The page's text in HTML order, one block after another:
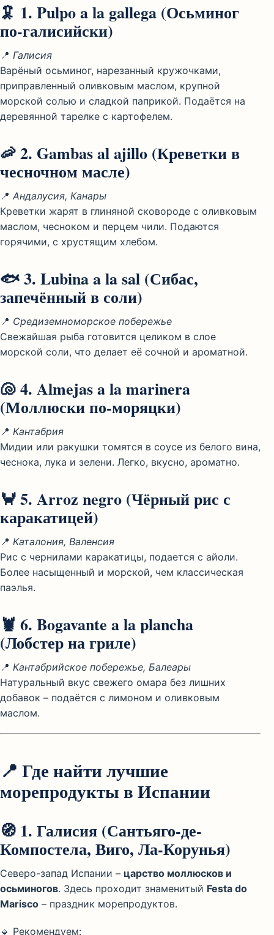
🦑 1. Pulpo a la gallega (Осьминог
по-галисийски)
📍 Галисия
Варёный осьминог, нарезанный кружочками,
приправленный оливковым маслом, крупной
морской солью и сладкой паприкой. Подаётся на
деревянной тарелке с картофелем.
🦐 2. Gambas al ajillo (Креветки в
чесночном масле)
📍 Андалусия, Канары
Креветки жарят в глиняной сковороде с оливковым
маслом, чесноком и перцем чили. Подаются
горячими, с хрустящим хлебом.
🐟 3. Lubina a la sal (Сибас,
запечённый в соли)
📍 Средиземноморское побережье
Свежайшая рыба готовится целиком в слое
морской соли, что делает её сочной и ароматной.
🐚 4. Almejas a la marinera
(Моллюски по-моряцки)
📍 Кантабрия
Мидии или ракушки томятся в соусе из белого вина,
чеснока, лука и зелени. Легко, вкусно, ароматно.
🦀 5. Arroz negro (Чёрный рис с
каракатицей)
📍 Каталония, Валенсия
Рис с чернилами каракатицы, подается с айоли.
Более насыщенный и морской, чем классическая
паэлья.
🦞 6. Bogavante a la plancha
(Лобстер на гриле)
📍 Кантабрийское побережье, Балеары
Натуральный вкус свежего омара без лишних
добавок – подаётся с лимоном и оливковым
маслом.
📍 Где найти лучшие
морепродукты в Испании
🧭 1. Галисия (Сантьяго-де-
Компостела, Виго, Ла-Корунья)
Северо-запад Испании – царство моллюсков и
осьминогов. Здесь проходит знаменитый Festa do
Marisco – праздник морепродуктов.
🔹 Рекомендуем: